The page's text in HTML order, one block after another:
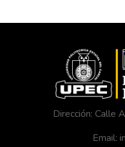
Dirección: Calle
Email: